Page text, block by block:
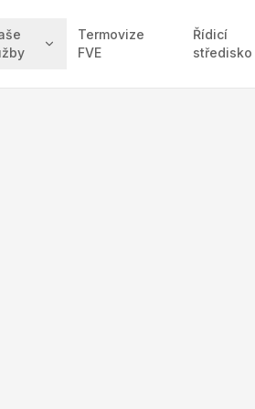
Termovize
FVE
Řídicí
středisko